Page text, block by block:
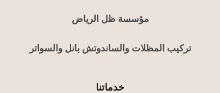
مؤسسة ظل الرياض
تركيب المظلات والساندوتش بانل والسواتر
خدماتنا